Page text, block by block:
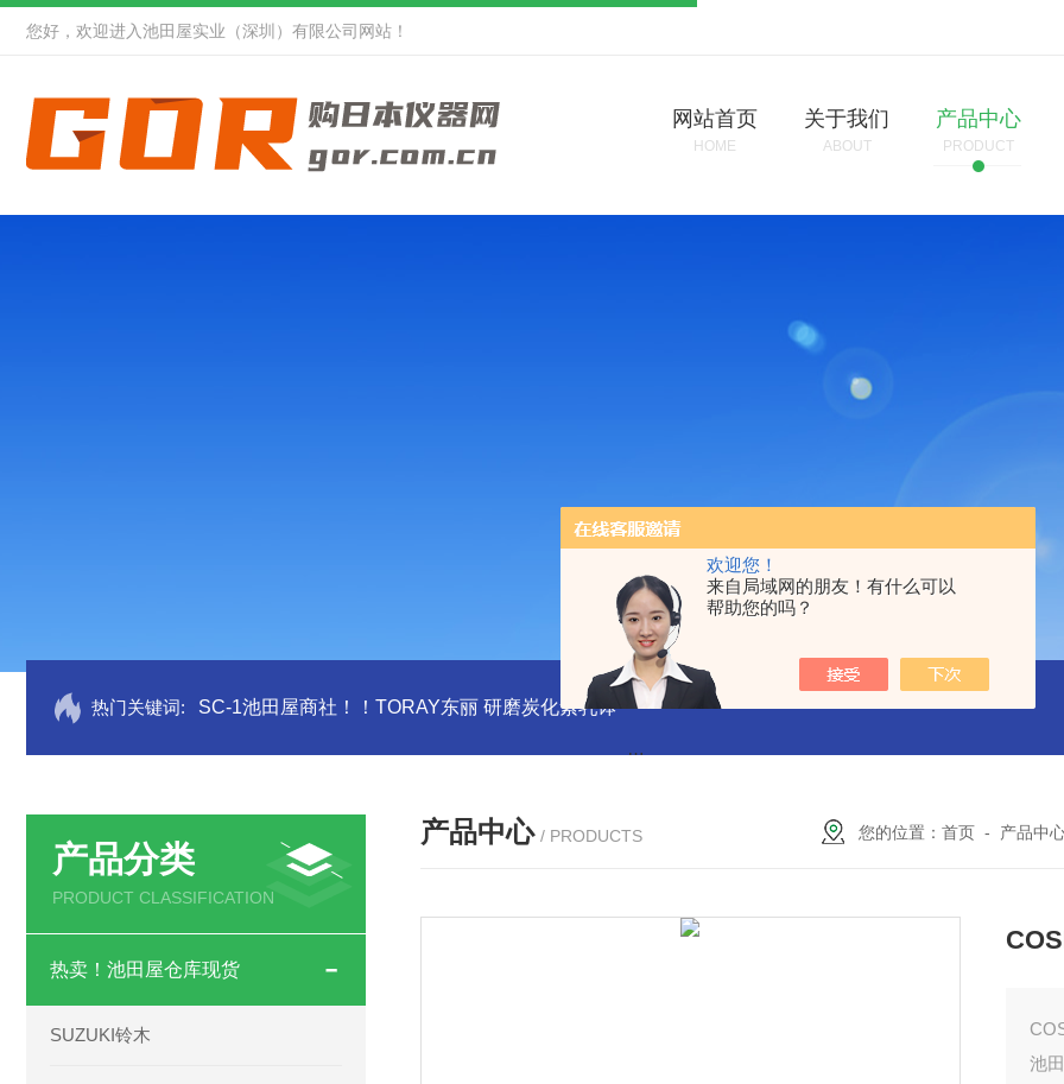
欢迎您！
来自局域网的朋友！有什么可以
帮助您的吗？
您好，欢迎进入池田屋实业（深圳）有限公司网站！
网站首页
HOME
关于我们
ABOUT
产品中心
PRODUCT
热门关键词: SC-1池田屋商社！！TORAY东丽 研磨炭化素乳钵 AGB-K-0.2-C01-H03池田屋！！TORAY东丽 TZP
产品分类
PRODUCT CLASSIFICATION
热卖！池田屋仓库现货
SUZUKI铃木
产品中心 / PRODUCTS 您的位置：首页 - 产品中
池